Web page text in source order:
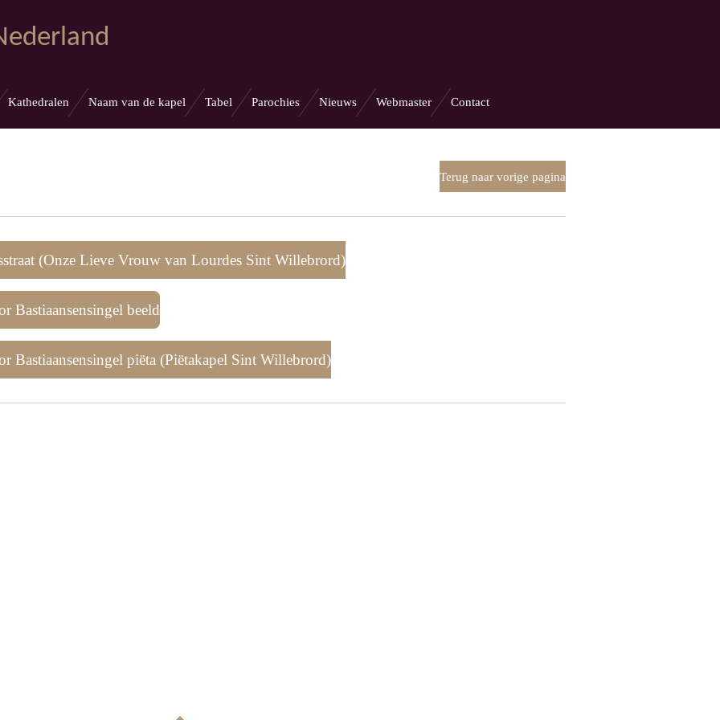
Kathedralen Naam van de kapel Tabel Parochies Nieuws Webmaster Contact
Terug naar vorige pagina
(Onze Lieve Vrouw van Lourdes Sint Willebrord)
Bastiaansensingel beeld
Bastiaansensingel piëta (Piëtakapel Sint Willebrord)